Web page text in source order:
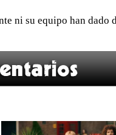
ni su equipo han dado